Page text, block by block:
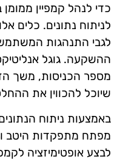
כדי לנהל קמפיין
לניתוח נתונים. כלים
לגבי התנהגות
ההשקעה. גוגל
מספר הכניסות, משך
שיוכל להכווין את
באמצעות ניתוח
מפתח מתפקדות היטב
לבצע אופטימיזציה